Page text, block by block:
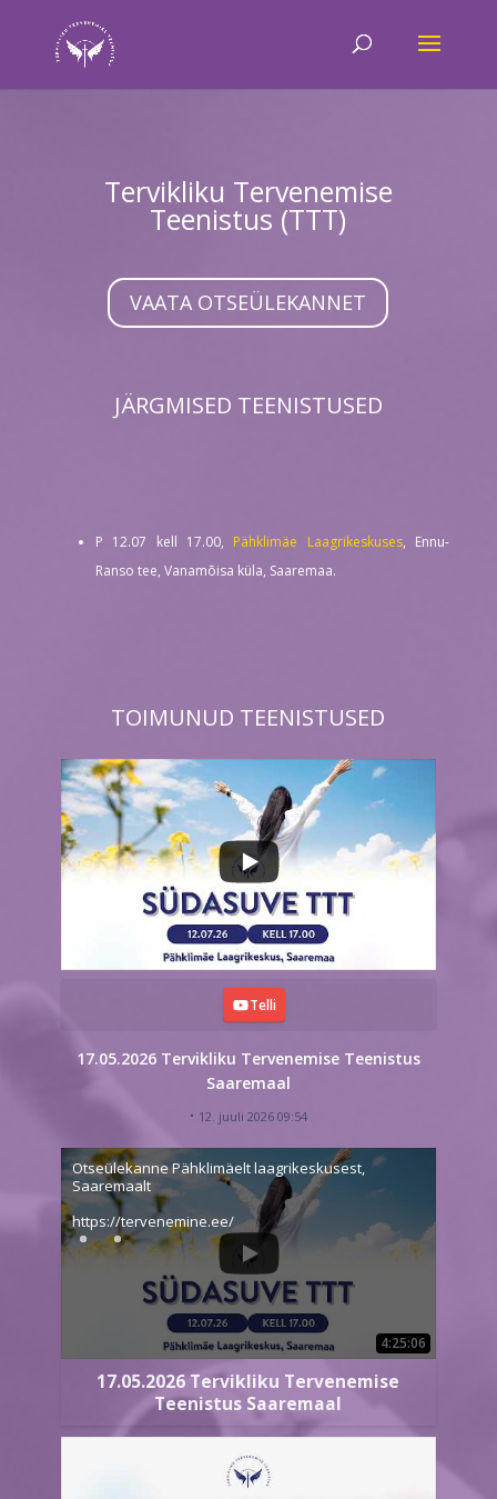
Tervikliku Tervenemise
Teenistus (TTT)
VAATA OTSEÜLEKANNET
JÄRGMISED TEENISTUSED
P 12.07 kell 17.00, Pähklimäe Laagrikeskuses, Ennu-
Ranso tee, Vanamõisa küla, Saaremaa.
TOIMUNUD TEENISTUSED
Telli
17.05.2026 Tervikliku Tervenemise Teenistus
Saaremaal
12. juuli 2026 09:54
4:25:06
Otseülekanne Pähklimäelt laagrikeskusest,
Saaremaalt
https://tervenemine.ee/
17.05.2026 Tervikliku Tervenemise
Teenistus Saaremaal